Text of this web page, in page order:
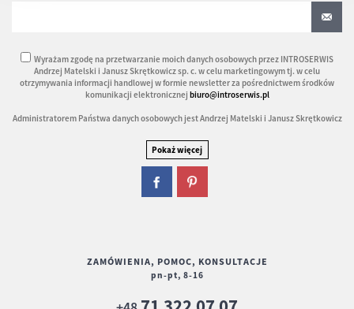
Wyrażam zgodę na przetwarzanie moich danych osobowych przez INTROSERWIS
Andrzej Matelski i Janusz Skrętkowicz sp. c. w celu marketingowym tj. w celu
otrzymywania informacji handlowej w formie newsletter za pośrednictwem środków
komunikacji elektronicznej biuro@introserwis.pl
Administratorem Państwa danych osobowych jest Andrzej Matelski i Janusz Skrętkowicz
ZAMÓWIENIA, POMOC, KONSULTACJE
pn-pt, 8-16